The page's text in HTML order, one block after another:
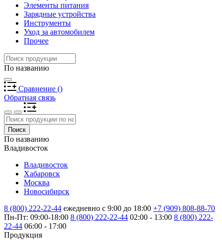
Элементы питания
Зарядные устройства
Инструменты
Уход за автомобилем
Прочее
По названию
Сравнение ()
Обратная связь
Поиск
По названию
Владивосток
Владивосток
Хабаровск
Москва
Новосибирск
8 (800) 222-22-44 ежедневно с 9:00 до 18:00 +7 (909) 808-88-70
Пн-Пт: 09:00-18:00 8 (800) 222-22-44 02:00 - 13:00 8 (800) 222-
22-44 06:00 - 17:00
Продукция